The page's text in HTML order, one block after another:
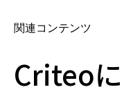
関連コンテンツ
Criteo